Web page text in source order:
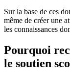
Sur la base de ces
même de créer une
les connaissances
Pourquoi
le soutien